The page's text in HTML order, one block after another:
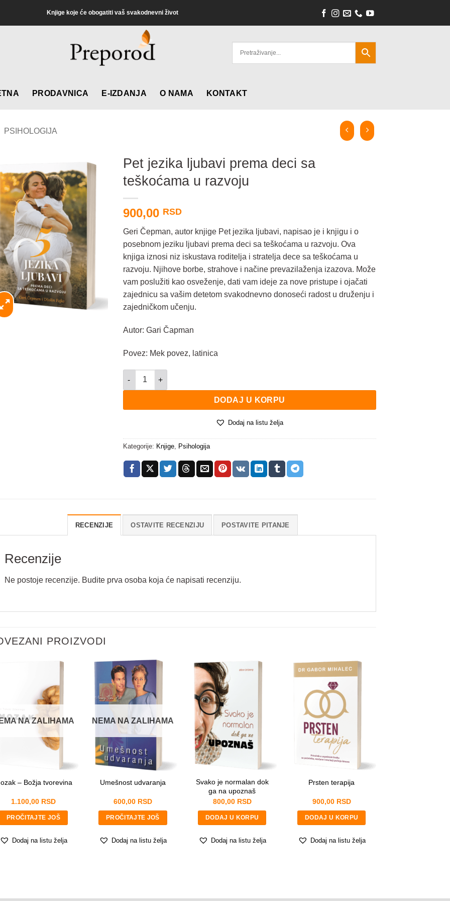
Knjige koje će obogatiti vaš svakodnevni život
PRODAVNICA E-IZDANJA O NAMA KONTAKT
PSIHOLOGIJA
Pet jezika ljubavi prema deci sa
teškoćama u razvoju
900,00 RSD
Geri Čepman, autor knjige Pet jezika ljubavi, napisao je i knjigu i o
posebnom jeziku ljubavi prema deci sa teškoćama u razvoju. Ova
knjiga iznosi niz iskustava roditelja i stratelja dece sa teškoćama u
razvoju. Njihove borbe, strahove i načine prevazilaženja izazova. Može
vam poslužiti kao osveženje, dati vam ideje za nove pristupe i ojačati
zajednicu sa vašim detetom svakodnevno donoseći radost u druženju i
zajedničkom učenju.
Autor: Gari Čapman
Povez: Mek povez, latinica
Pet jezika ljubavi prema deci sa teškoćama u razvoju količina
DODAJ U KORPU
Dodaj na listu želja
Kategorije: Knjige, Psihologija
RECENZIJE OSTAVITE RECENZIJU POSTAVITE PITANJE
Recenzije
Ne postoje recenzije. Budite prva osoba koja će napisati recenziju.
P
e
t
a
j
Pitanje*
POŠALJITE
PROIZVODI
NA ZALIHAMA
– Božja tvorevina
1.100,00 RSD
PROČITAJTE JOŠ
Dodaj na listu želja
NEMA NA ZALIHAMA
Umešnost udvaranja
600,00 RSD
PROČITAJTE JOŠ
Dodaj na listu želja
Svako je normalan dok
ga na upoznaš
800,00 RSD
DODAJ U KORPU
Dodaj na listu želja
Prsten terapija
900,00 RSD
DODAJ U KORPU
Dodaj na listu želja